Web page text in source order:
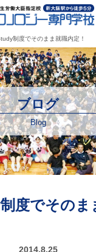
制度でそのまま就職内定！
ブログ
Blog
度でそのま
2014.8.25